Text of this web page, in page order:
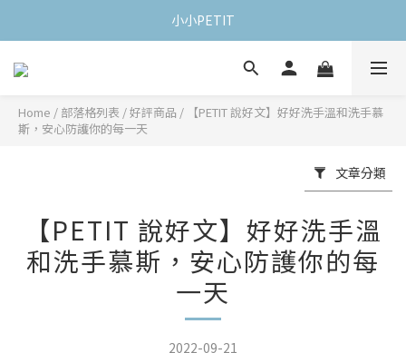
小小PETIT
Home / 部落格列表 /好評商品 /
【PETIT 說好文】好好洗手溫和洗手慕
斯，安心防護你的每一天
文章分類
【PETIT 說好文】好好洗手溫
和洗手慕斯，安心防護你的每
一天
2022-09-21